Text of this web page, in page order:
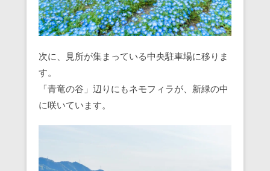
次に、見所が集まっている中央駐車場に移りま
す。
「青竜の谷」辺りにもネモフィラが、新緑の中
に咲いています。